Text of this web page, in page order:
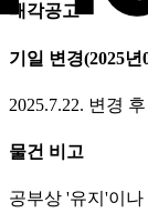
매각공고
기일 변경(2025년
2025.7.22. 변경
물건 비고
공부상 '유지'이